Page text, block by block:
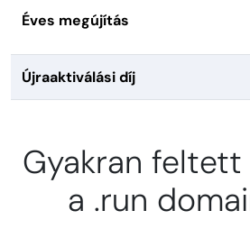
Éves megújítás
Újraaktiválási díj
Gyakran feltett
a .run